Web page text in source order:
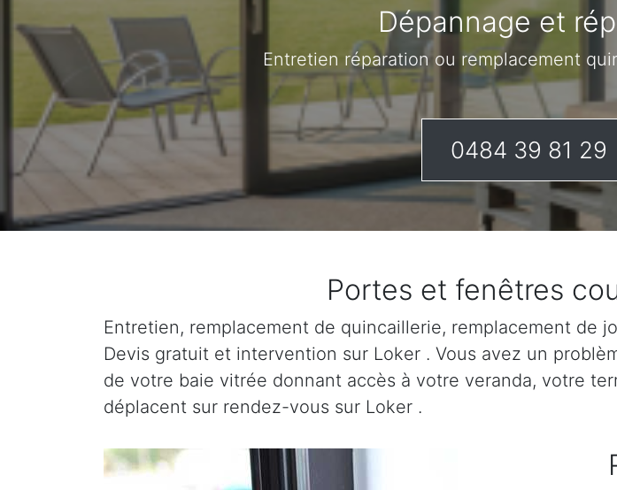
Dépannage et
Entretien réparation ou remplacement
0484 39 81 29
Portes et fenêtres
Entretien, remplacement de quincaillerie, remplacement de
Devis gratuit et intervention sur Loker . Vous avez un
de votre baie vitrée donnant accès à votre veranda, votre
déplacent sur rendez-vous sur Loker .